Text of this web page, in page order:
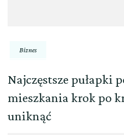
Biznes
Najczęstsze pułapki
mieszkania krok po
uniknąć